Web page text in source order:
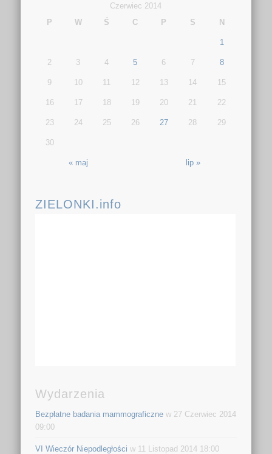
Czerwiec 2014
P
W Ś C P S N
« maj lip »
1
2 3 4 5 6 7 8
9 10 11 12 13 14 15
16 17 18 19 20 21 22
23 24 25 26 27 28 29
30
ZIELONKI.info
Wydarzenia
Bezpłatne badania mammograficzne w 27 Czerwiec 2014
09:00
VI Wieczór Niepodległości w 11 Listopad 2014 18:00